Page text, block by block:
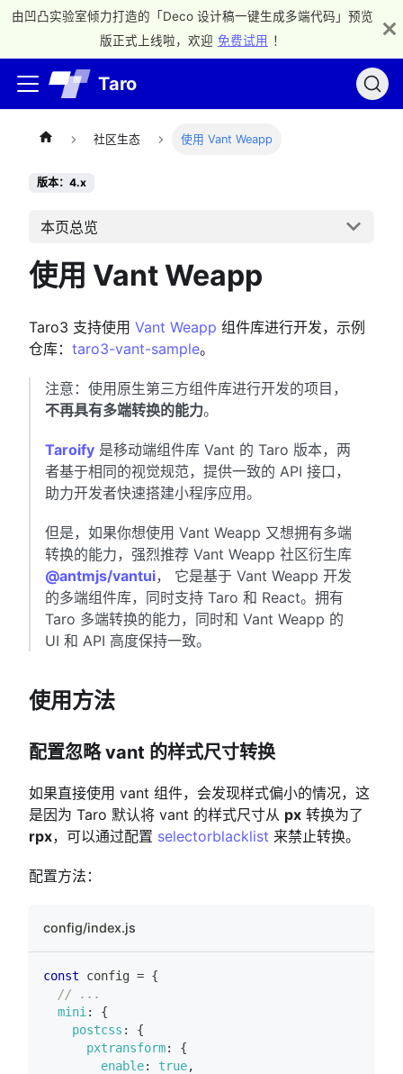
由凹凸实验室倾力打造的「Deco 设计稿一键生成多端代码」预览
版正式上线啦，欢迎 免费试用 ！
Taro
社区生态 使用 Vant Weapp
版本：4.x
本页总览
使用 Vant Weapp
Taro3 支持使用 Vant Weapp 组件库进行开发，示例
仓库： taro3-vant-sample。
注意：使用原生第三方组件库进行开发的项目，
不再具有多端转换的能力。
Taroify 是移动端组件库 Vant 的 Taro 版本，两
者基于相同的视觉规范，提供一致的 API 接口，
助力开发者快速搭建小程序应用。
但是，如果你想使用 Vant Weapp 又想拥有多端
转换的能力，强烈推荐 Vant Weapp 社区衍生库
@antmjs/vantui， 它是基于 Vant Weapp 开发
的多端组件库，同时支持 Taro 和 React。拥有
Taro 多端转换的能力，同时和 Vant Weapp 的
UI 和 API 高度保持一致。
使用方法
配置忽略 vant 的样式尺寸转换
如果直接使用 vant 组件，会发现样式偏小的情况，这
是因为 Taro 默认将 vant 的样式尺寸从 px 转换为了
rpx，可以通过配置 selectorblacklist 来禁止转换。
配置方法：
config/index.js
const config = {
// ...
mini :
{
postcss :
{
pxtransform:
{
enable: true,